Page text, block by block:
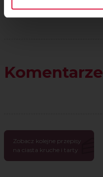
Komentarze
Zobacz kolejne przepisy
na ciasta kruche i tarty